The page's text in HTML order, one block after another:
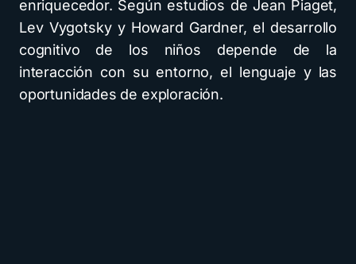
enriquecedor. Según estudios de Jean Piaget,
Lev Vygotsky y Howard Gardner, el desarrollo
cognitivo de los niños depende de la
interacción con su entorno, el lenguaje y las
oportunidades de exploración.